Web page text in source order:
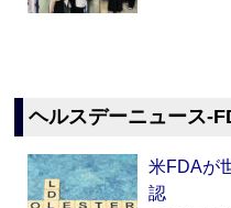
ヘルスデーニュース
米FDAが
認